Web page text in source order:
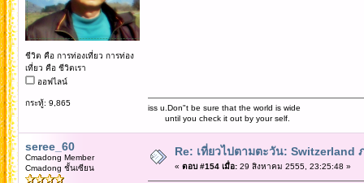
ชีวิต คือ การท่องเที่ยว การท่อง
เที่ยว คือ ชีวิตเรา
ออฟไลน์
กระทู้: 9,865
iss u.Don"t be sure that the world is wide
until you check it out by your self.
seree_60
Cmadong Member
Cmadong ชั้นเซียน
Re: เที่ยวไปตามตะวัน: Switzerland
« ตอบ #154 เมื่อ:29 สิงหาคม 2555, 23:25:48 »